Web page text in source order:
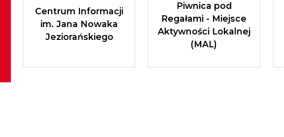
Centrum Informacji
im. Jana Nowaka
Jeziorańskiego
Piwnica pod
Regałami - Miejsce
Aktywności Lokalnej
(MAL)